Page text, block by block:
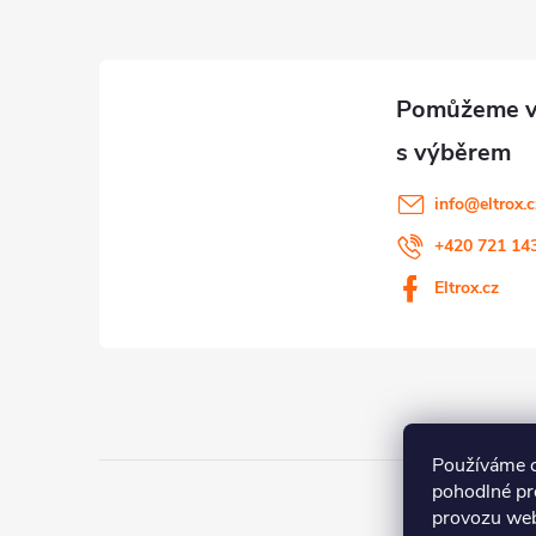
Používáme
pohodlné
provozu
info@
+420 721
Eltrox.cz